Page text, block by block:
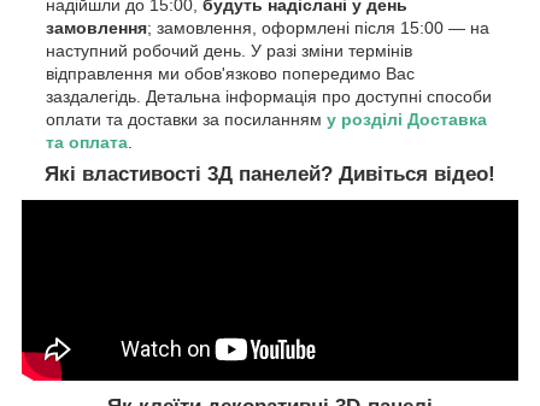
надійшли до 15:00, будуть надіслані у день
замовлення; замовлення, оформлені після 15:00 — на
наступний робочий день. У разі зміни термінів
відправлення ми обов'язково попередимо Вас
заздалегідь. Детальна інформація про доступні способи
оплати та доставки за посиланням у розділі Доставка
та оплата
Які властивості 3Д панелей? Дивіться відео!